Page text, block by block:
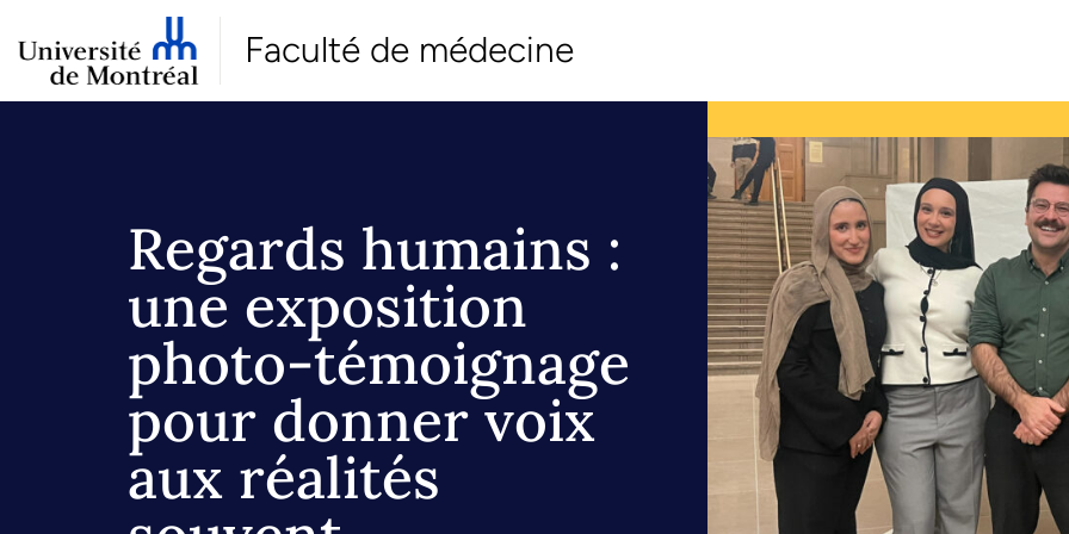
Faculté de médecine
Regards humains :
une exposition
photo-témoignage
pour donner voix
aux réalités